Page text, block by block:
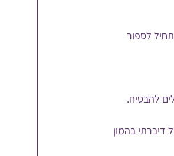
לספור
להבטיח.
דיברתי בהמון